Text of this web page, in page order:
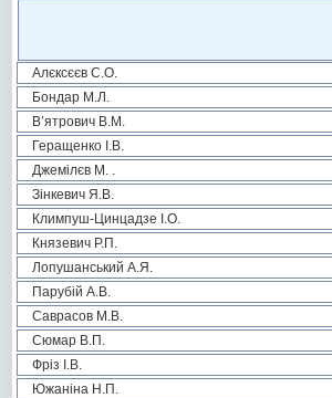
Алєксєєв С.О.
Бондар М.Л.
В’ятрович В.М.
Геращенко І.В.
Джемілєв М. .
Зінкевич Я.В.
Климпуш-Цинцадзе І.О.
Князевич Р.П.
Лопушанський А.Я.
Парубій А.В.
Саврасов М.В.
Сюмар В.П.
Фріз І.В.
Южаніна Н.П.